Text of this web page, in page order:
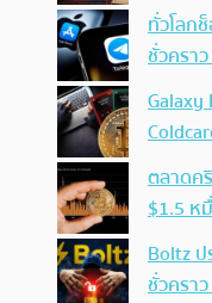
ทั่วโลก
ชั่วครา
Galaxy
ตลาดค
$1.5 ห
Boltz ป
ชั่วครา